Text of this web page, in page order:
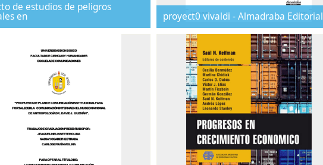
de estudios de peligros
en proyect0 vivaldi - Almadraba Editorial